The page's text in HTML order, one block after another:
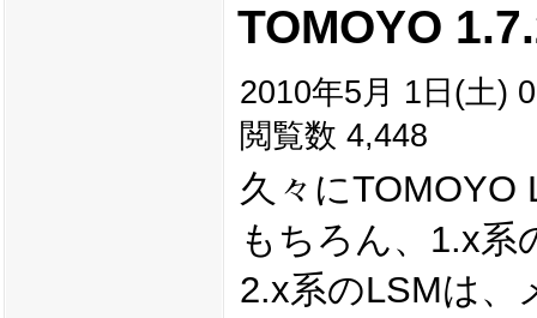
TOMOYO
2010年5月 1日(土)
閲覧数 4,448
久々にTOMOYO
もちろん、1.x系
2.x系のLSMは、